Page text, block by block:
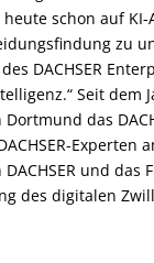
schon auf
zu
DACHSER
Seit dem
das
Experten
und
des digitalen